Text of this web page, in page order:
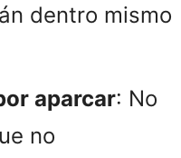
dentro mismo
aparcar: No
no